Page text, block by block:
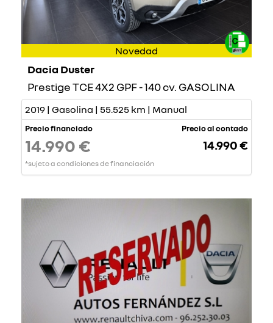
Novedad
Dacia Duster
Prestige TCE 4X2 GPF - 140 cv. GASOLINA
2019 | Gasolina | 55.525 km | Manual
Precio financiado
14.990 €
*sujeto a condiciones de financiación
Precio al contado
14.990 €